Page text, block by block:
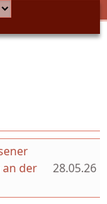
der
28.05.26